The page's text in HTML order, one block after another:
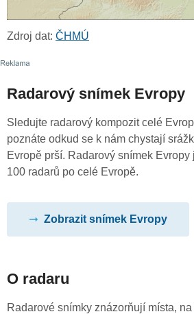
Zdroj dat: ČHMÚ
Radarový snímek Evropy
Sledujte radarový kompozit celé
poznáte odkud se k nám chystají
Evropě prší. Radarový snímek
100 radarů po celé Evropě.
Zobrazit snímek Evropy
O radaru
Radarové snímky znázorňují místa,